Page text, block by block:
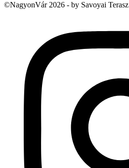
©NagyonVár 2026 - by Savoyai Terasz